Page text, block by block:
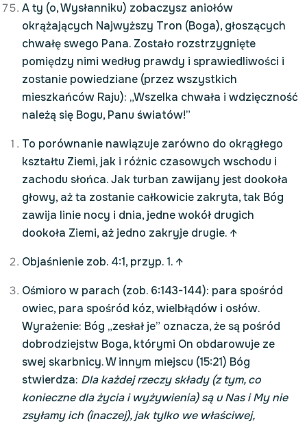
A ty (o, Wysłanniku) zobaczysz aniołów
okrążających Najwyższy Tron (Boga), głoszących
chwałę swego Pana. Zostało rozstrzygnięte
pomiędzy nimi według prawdy i sprawiedliwości i
zostanie powiedziane (przez wszystkich
mieszkańców Raju): „Wszelka chwała i wdzięczność
należą się Bogu, Panu światów!”
To porównanie nawiązuje zarówno do okrągłego
kształtu Ziemi, jak i różnic czasowych wschodu i
zachodu słońca. Jak turban zawijany jest dookoła
głowy, aż ta zostanie całkowicie zakryta, tak Bóg
zawija linie nocy i dnia, jedne wokół drugich
dookoła Ziemi, aż jedno zakryje drugie. ↑
Objaśnienie zob. 4:1, przyp. 1. ↑
Ośmioro w parach (zob. 6:143-144): para spośród
owiec, para spośród kóz, wielbłądów i osłów.
Wyrażenie: Bóg „zesłał je” oznacza, że są pośród
dobrodziejstw Boga, którymi On obdarowuje ze
swej skarbnicy. W innym miejscu (15:21) Bóg
stwierdza: Dla każdej rzeczy składy (z tym, co
konieczne dla życia i wyżywienia) są u Nas i My nie
zsyłamy ich (inaczej), jak tylko we właściwej,